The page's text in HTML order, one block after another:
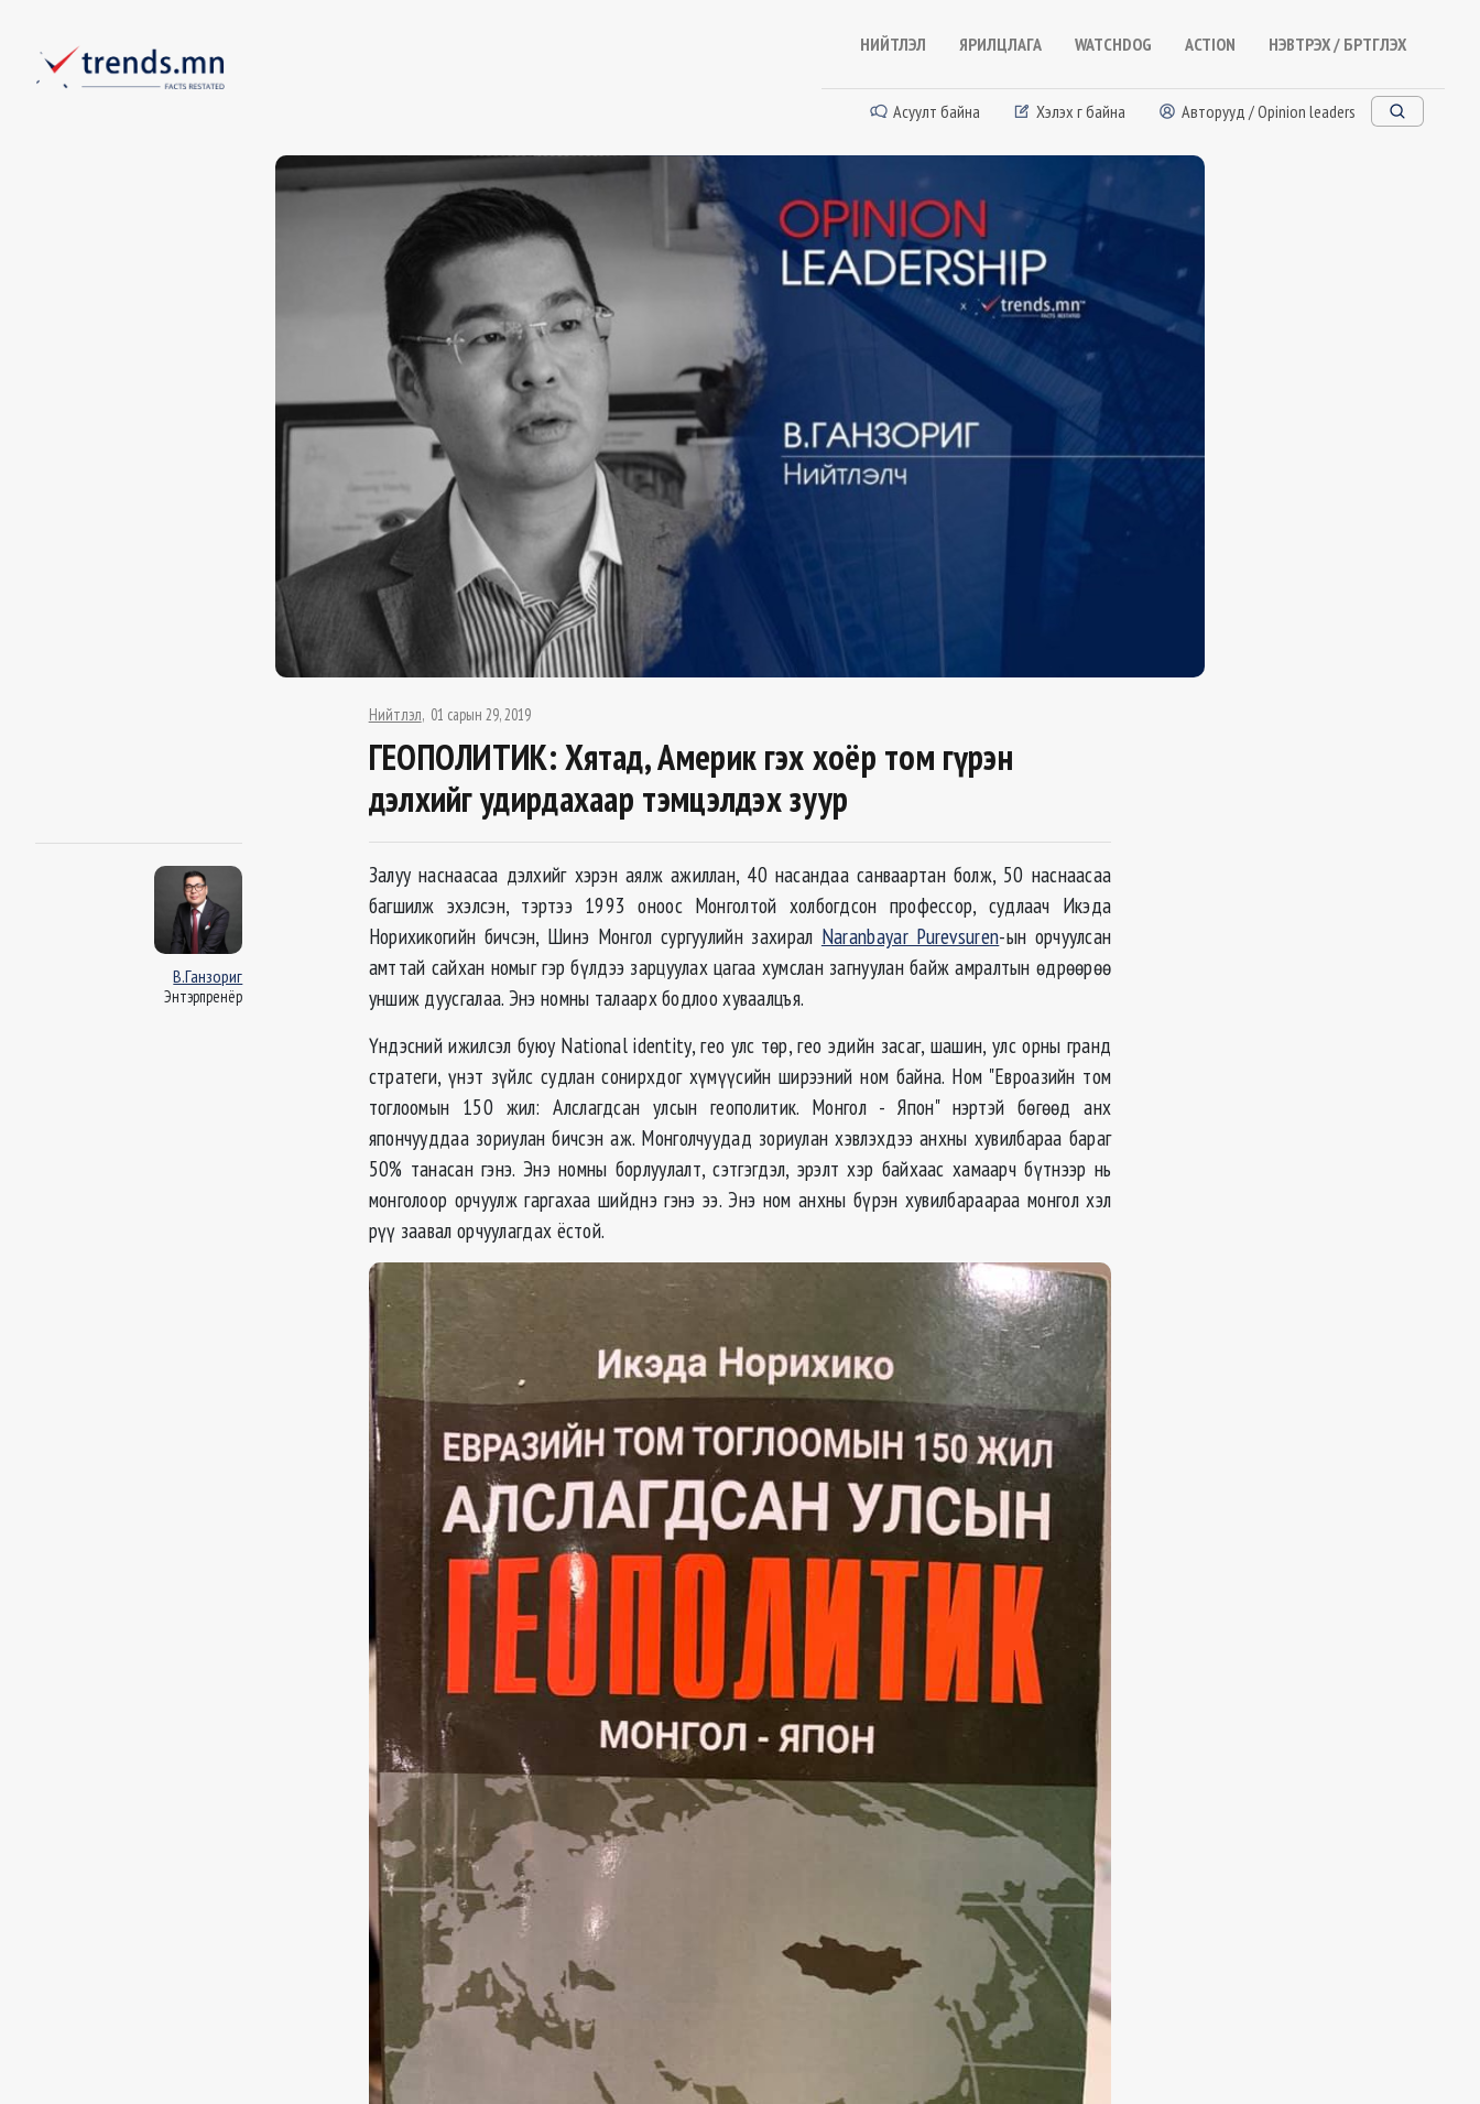
НИЙТЛЭЛ ЯРИЛЦЛАГА WATCHDOG ACTION НЭВТРЭХ / БҮРТГҮҮЛЭХ
Асуулт байна Хэлэх үг байна Авторууд / Opinion leaders
Нийтлэл 01 сарын 29, 2019
ГЕОПОЛИТИК: Хятад, Америк гэх хоёр том гүрэн
дэлхийг удирдахаар тэмцэлдэх зуур
В.Ганзориг
Энтэрпренёр
Залуу наснаасаа дэлхийг хэрэн аялж ажиллан, 40 насандаа санваартан болж, 50 наснаасаа
багшилж эхэлсэн, тэртээ 1993 оноос Монголтой холбогдсон профессор, судлаач Икэда
Норихикогийн бичсэн, Шинэ Монгол сургуулийн захирал Naranbayar Purevsuren-ын орчуулсан
амттай сайхан номыг гэр бүлдээ зарцуулах цагаа хумслан загнуулан байж амралтын өдрөөрөө
уншиж дуусгалаа. Энэ номны талаарх бодлоо хуваалцъя.
Үндэсний ижилсэл буюу National identity, гео улс төр, гео эдийн засаг, шашин, улс орны гранд
стратеги, үнэт зүйлс судлан сонирхдог хүмүүсийн ширээний ном байна. Ном "Евроазийн том
тоглоомын 150 жил: Алслагдсан улсын геополитик. Монгол - Япон" нэртэй бөгөөд анх
япончууддаа зориулан бичсэн аж. Монголчуудад зориулан хэвлэхдээ анхны хувилбараа бараг
50% танасан гэнэ. Энэ номны борлуулалт, сэтгэгдэл, эрэлт хэр байхаас хамаарч бүтнээр нь
монголоор орчуулж гаргахаа шийднэ гэнэ ээ. Энэ ном анхны бүрэн хувилбараараа монгол хэл
рүү заавал орчуулагдах ёстой.